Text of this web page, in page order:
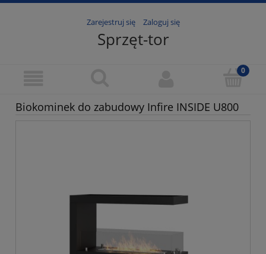
Zarejestruj się Zaloguj się
Sprzęt-tor
Biokominek do zabudowy Infire INSIDE U800